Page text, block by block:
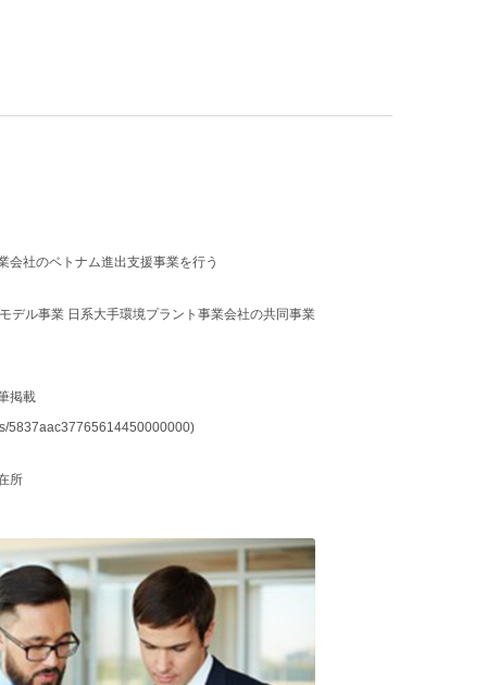
会社のベトナム進出支援事業を行う
デル事業 日系大手環境プラント事業会社の共同事業
掲載
5837aac37765614450000000)
所